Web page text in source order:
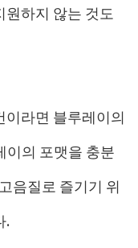
하지 않는 것도
이라면 블루레이의
이의 포맷을 충분
음질로 즐기기 위
.